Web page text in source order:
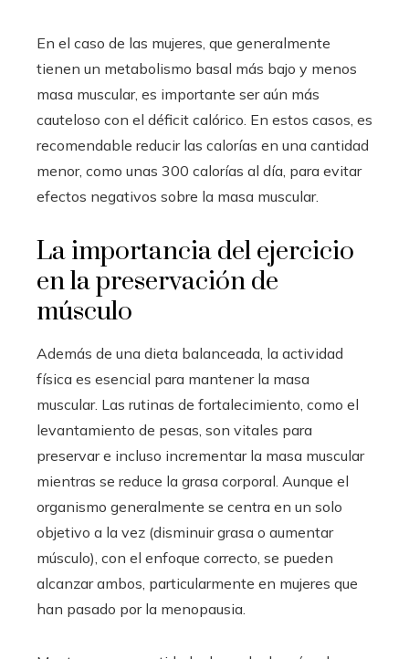
En el caso de las mujeres, que generalmente
tienen un metabolismo basal más bajo y menos
masa muscular, es importante ser aún más
cauteloso con el déficit calórico. En estos casos, es
recomendable reducir las calorías en una cantidad
menor, como unas 300 calorías al día, para evitar
efectos negativos sobre la masa muscular.
La importancia del ejercicio
en la preservación de
músculo
Además de una dieta balanceada, la actividad
física es esencial para mantener la masa
muscular. Las rutinas de fortalecimiento, como el
levantamiento de pesas, son vitales para
preservar e incluso incrementar la masa muscular
mientras se reduce la grasa corporal. Aunque el
organismo generalmente se centra en un solo
objetivo a la vez (disminuir grasa o aumentar
músculo), con el enfoque correcto, se pueden
alcanzar ambos, particularmente en mujeres que
han pasado por la menopausia.